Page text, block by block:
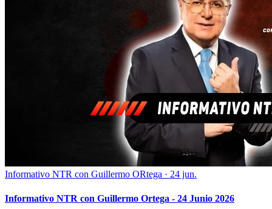
Informativo NTR con Guillermo ORtega · 24 jun.
Informativo NTR con Guillermo Ortega - 24 Junio 2026